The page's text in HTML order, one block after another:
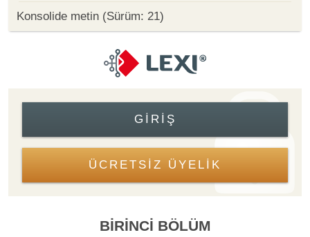
Konsolide metin (Sürüm: 21)
GIRIŞ
ÜCRETSİZ ÜYELİK
BİRİNCİ BÖLÜM